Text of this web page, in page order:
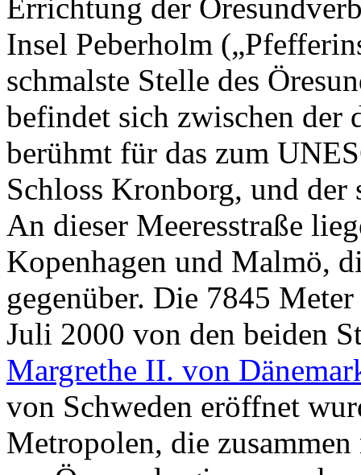
Errichtung der
Insel Peberholm
schmalste Stelle des
befindet sich zwischen der
berühmt für das zum
Schloss Kronborg, und der
An dieser Meeresstraße
Kopenhagen und Malmö,
gegenüber. Die 7845
Juli 2000 von den beiden
Margrethe II. von
von Schweden eröffnet
Metropolen, die